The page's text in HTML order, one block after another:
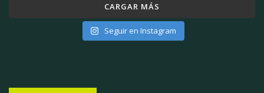
CARGAR MÁS
Seguir en Instagram